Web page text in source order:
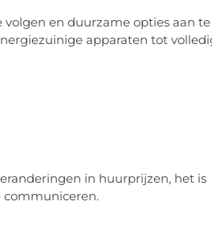
en duurzame opties aan te
apparaten tot
in huurprijzen, het is
communiceren.